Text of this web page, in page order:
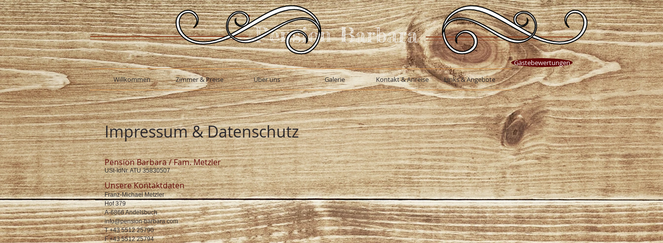
Pension Barbara
Willkommen Zimmer & Preise Über uns Galerie Kontakt & Anreise Links & Angebote
Gästebewertungen
Impressum & Datenschutz
Pension Barbara / Fam. Metzler
USt-IdNr. ATU 35830507
Unsere Kontaktdaten
Franz-Michael Metzler
Hof 379
A-6866 Andelsbuch
info@pension-barbara.com
T +43 5512 25790
F +43 5512 25794